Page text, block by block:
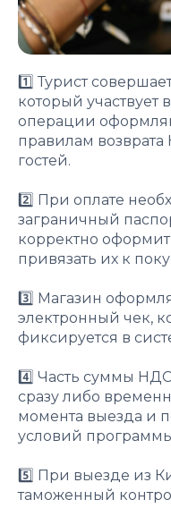
1️⃣ Турист
который участвует
операции
правилам
гостей.
2️⃣ При оплате
заграничный
корректно
привязать их к
3️⃣ Магазин
электронный чек,
фиксируется в
4️⃣ Часть суммы
сразу либо
момента выезда и
условий
5️⃣ При выезде из
таможенный